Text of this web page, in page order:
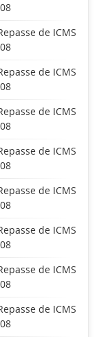
de ICMS
de ICMS
de ICMS
de ICMS
de ICMS
de ICMS
de ICMS
de ICMS